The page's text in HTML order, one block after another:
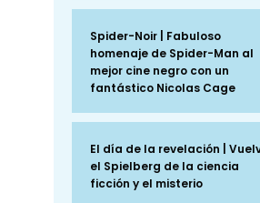
Spider-Noir | Fabuloso
homenaje de Spider-Man al
mejor cine negro con un
fantástico Nicolas Cage
El día de la revelación |
el Spielberg de la ciencia
ficción y el misterio